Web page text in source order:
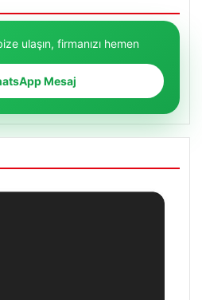
ulaşın, firmanızı hemen
Mesaj